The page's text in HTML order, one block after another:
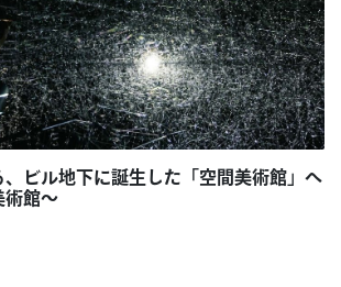
ビル地下に誕生した「空間美術館」へ
術館～